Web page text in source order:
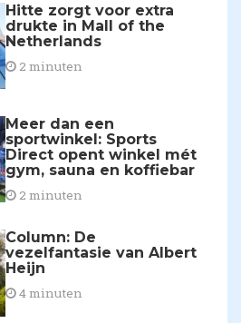
Hitte zorgt voor extra
drukte in Mall of the
Netherlands
2 minuten
Meer dan een
sportwinkel: Sports
Direct opent winkel mét
gym, sauna en koffiebar
2 minuten
Column: De
vezelfantasie van Albert
Heijn
4 minuten